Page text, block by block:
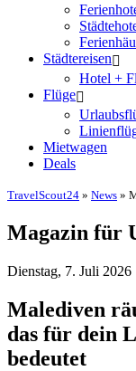
Städtereisen
Hotel +
Flüge
Mietwagen
Deals
TravelScout24 » News »
Magazin für
Dienstag, 7. Juli 2026
Malediven
das für dein
bedeutet